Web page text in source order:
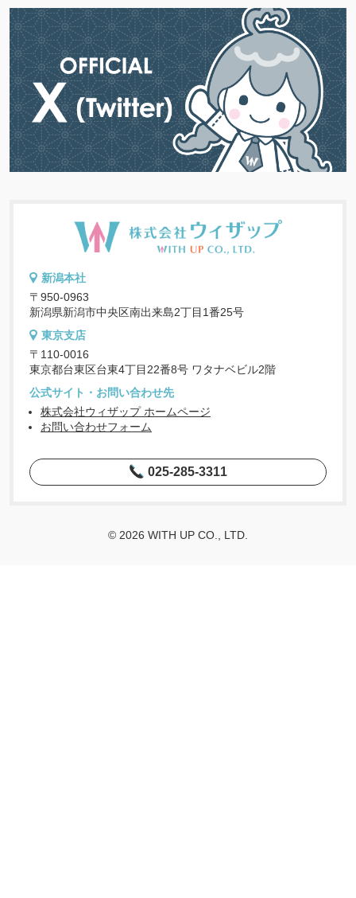
新潟本社
〒950-0963
新潟県新潟市中央区南出来島2丁目1番25号
東京支店
〒110-0016
東京都台東区台東4丁目22番8号 ワタナベビル2階
公式サイト・お問い合わせ先
株式会社ウィザップ ホームページ
お問い合わせフォーム
025-285-3311
© 2026 WITH UP CO., LTD.